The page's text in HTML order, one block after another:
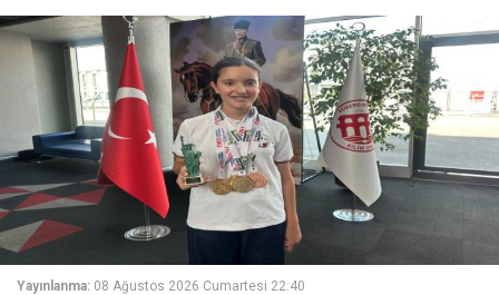
Yayınlanma: 08 Ağustos 2026 Cumartesi 22:40